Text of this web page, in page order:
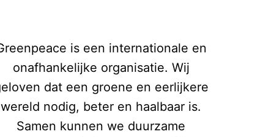
is een internationale en
onafhankelijke organisatie. Wij
dat een groene en eerlijkere
wereld nodig, beter en haalbaar is.
Samen kunnen we duurzame